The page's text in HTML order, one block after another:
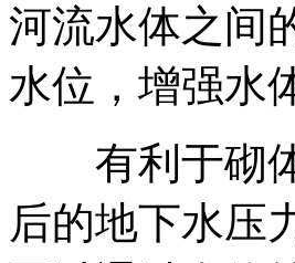
河流水体之间
水位，增强水
有利于砌体
后的地下水压